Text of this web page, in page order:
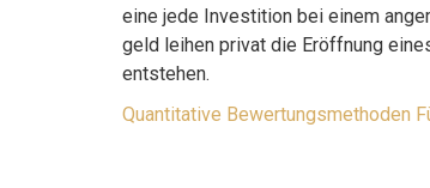
eine jede Investition bei einem
geld leihen privat die Eröffnung
entstehen.
Quantitative Bewertungsmethoden